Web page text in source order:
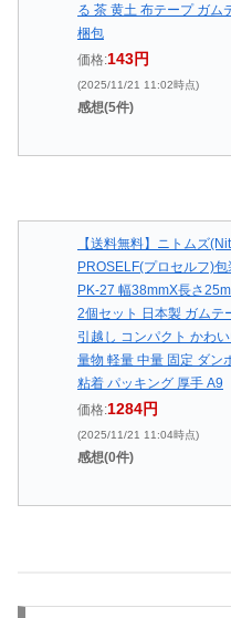
る 茶 黄土 布テープ ガム
梱包
価格:143円
(2025/11/21 11:02時点)
感想(5件)
【送料無料】ニトムズ
PROSELF(プロセルフ)
PK-27 幅38mmX長さ
2個セット 日本製 ガムテ
引越し コンパクト かわ
量物 軽量 中量 固定 ダン
粘着 パッキング 厚手 A9
価格:1284円
(2025/11/21 11:04時点)
感想(0件)